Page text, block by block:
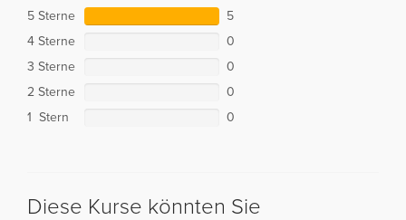
5 Sterne
5
4 Sterne
0
3 Sterne
0
2 Sterne
0
1 Stern
0
Diese Kurse könnten Sie